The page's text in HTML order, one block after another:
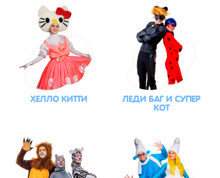
ХЕЛЛО КИТТИ ЛЕДИ БАГ И СУПЕР
КОТ